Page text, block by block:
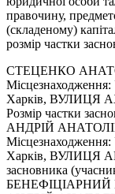
правочину,
(складеному)
розмір частки
СТЕЦЕНКО
Місцезнаходження:
Харків, ВУЛИЦЯ
Розмір частки
АНДРІЙ
Місцезнаходження:
Харків, ВУЛИЦЯ
засновника